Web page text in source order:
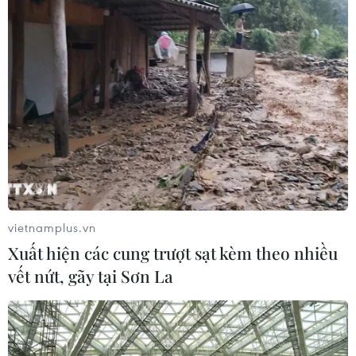
Lào Cai khẩn trương tìm kiếm 2
người mất tích do mưa lũ
07/08/2026 03:04
Khẩn trương phân luồng giao thông
sau vụ sạt lở trên tuyến ĐT161 ở Lào
Cai
07/08/2026 02:37
Thời tiết ngày 7/8: Bắc Bộ và Bắc
Trung Bộ giảm mưa về đêm, cục bộ
có mưa to
06/08/2026 23:15
vietnamplus.vn
Xuất hiện các cung trượt sạt kèm theo nhiều
vết nứt, gãy tại Sơn La